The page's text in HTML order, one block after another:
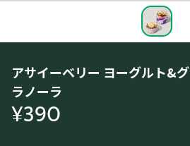
アサイーベリー ヨーグルト&グ
ラノーラ
¥390